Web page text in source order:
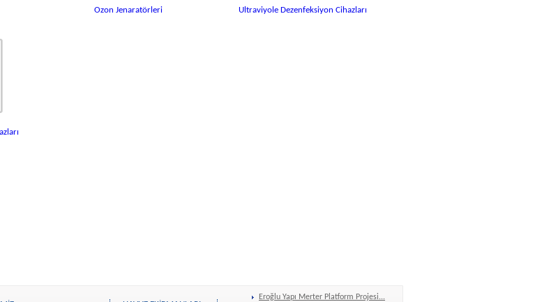
Ozon Jenaratörleri Ultraviyole Dezenfeksiyon Cihazları
Eroğlu Yapı Merter Platform Projesi...